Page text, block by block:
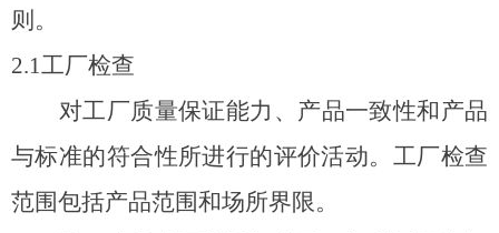
则。
2.1工厂检查
对工厂质量保证能力、产品一致性和产品
与标准的符合性所进行的评价活动。工厂检查
范围包括产品范围和场所界限。